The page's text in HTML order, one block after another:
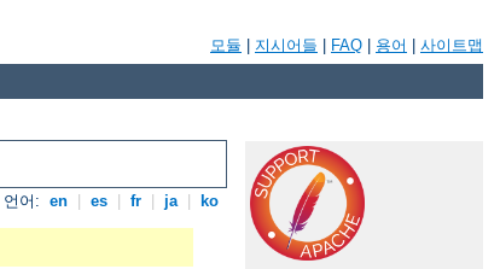
모듈 지시어들 FAQ 용어 사이트맵
언어: en es fr ja ko